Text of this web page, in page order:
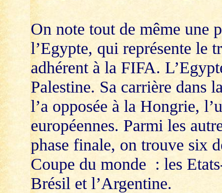
On note tout de même une
l’Egypte, qui représente le
adhérent à la FIFA.
Palestine. Sa carrière dans
l’a opposée à la Hongrie,
européennes. Parmi les
phase finale, on trouve six
Coupe du monde : les
Brésil et l’Argentine.